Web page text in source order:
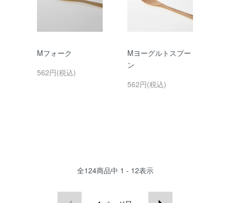
Mフォーク
562円(税込)
Mヨーグルトスプー
ン
562円(税込)
全124商品中 1 - 12表示